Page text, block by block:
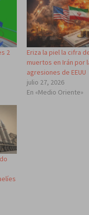
2
Eriza la piel la cifra
muertos en Irán por
agresiones de EEUU
julio 27, 2026
En «Medio Oriente»